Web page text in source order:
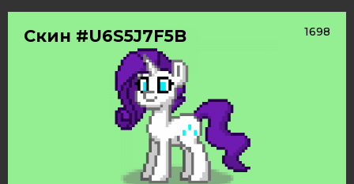
Скин #U6S5J7F5B 1698